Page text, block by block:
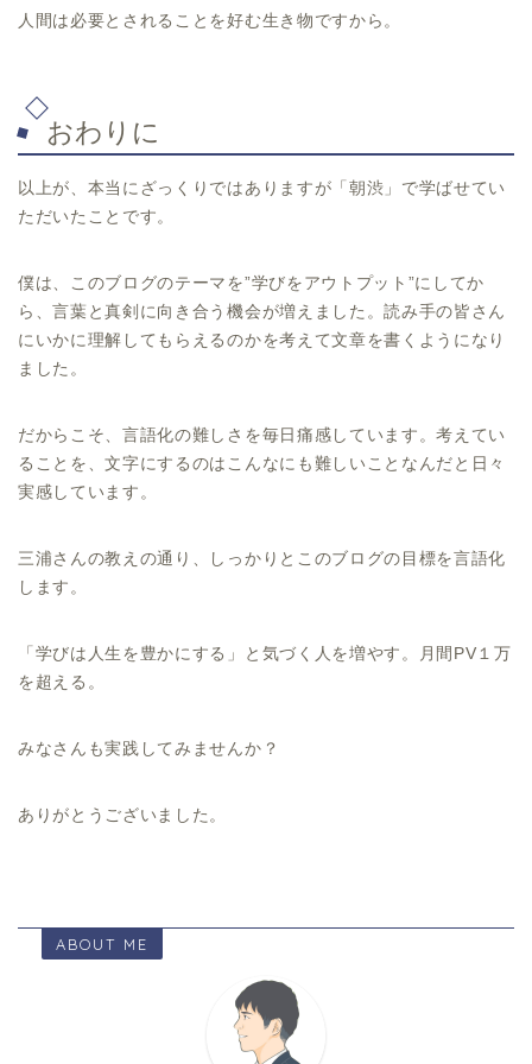
人間は必要とされることを好む生き物ですから。
おわりに
以上が、本当にざっくりではありますが「朝渋」で学ばせてい
ただいたことです。
僕は、このブログのテーマを”学びをアウトプット”にしてか
ら、言葉と真剣に向き合う機会が増えました。読み手の皆さん
にいかに理解してもらえるのかを考えて文章を書くようになり
ました。
だからこそ、言語化の難しさを毎日痛感しています。考えてい
ることを、文字にするのはこんなにも難しいことなんだと日々
実感しています。
三浦さんの教えの通り、しっかりとこのブログの目標を言語化
します。
「学びは人生を豊かにする」と気づく人を増やす。月間PV１万
を超える。
みなさんも実践してみませんか？
ありがとうございました。
ABOUT ME